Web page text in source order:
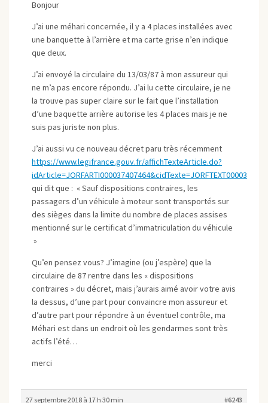
Bonjour
J’ai une méhari concernée, il y a 4 places installées avec
une banquette à l’arrière et ma carte grise n’en indique
que deux.
J’ai envoyé la circulaire du 13/03/87 à mon assureur qui
ne m’a pas encore répondu. J’ai lu cette circulaire, je ne
la trouve pas super claire sur le fait que l’installation
d’une baquette arrière autorise les 4 places mais je ne
suis pas juriste non plus.
J’ai aussi vu ce nouveau décret paru très récemment
https://www.legifrance.gouv.fr/affichTexteArticle.do?
qui dit que : « Sauf dispositions contraires, les
passagers d’un véhicule à moteur sont transportés sur
des sièges dans la limite du nombre de places assises
mentionné sur le certificat d’immatriculation du véhicule
»
Qu’en pensez vous? J’imagine (ou j’espère) que la
circulaire de 87 rentre dans les « dispositions
contraires » du décret, mais j’aurais aimé avoir votre avis
la dessus, d’une part pour convaincre mon assureur et
d’autre part pour répondre à un éventuel contrôle, ma
Méhari est dans un endroit où les gendarmes sont très
actifs l’été…
merci
27 septembre 2018 à 17 h 30 min #6243